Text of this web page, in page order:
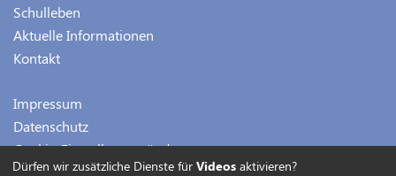
Schulleben
Aktuelle Informationen
Kontakt
Impressum
Datenschutz
Cookie-Einstellungen ändern
Dürfen wir zusätzliche Dienste für Videos aktivieren?